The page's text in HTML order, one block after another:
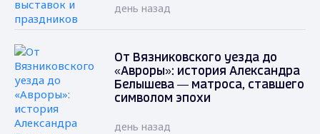
день назад
От Вязниковского уезда до
«Авроры»: история Александра
Белышева — матроса, ставшего
символом эпохи
день назад